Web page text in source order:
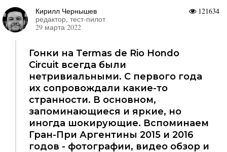
121634
Кирилл Чернышев
редактор, тест-пилот
29 марта 2022
Гонки на Termas de Rio Hondo
Circuit всегда были
нетривиальными. С первого года
их сопровождали какие-то
странности. В основном,
запоминающиеся и яркие, но
иногда шокирующие. Вспоминаем
Гран-При Аргентины 2015 и 2016
годов - фотографии, видео обзор и